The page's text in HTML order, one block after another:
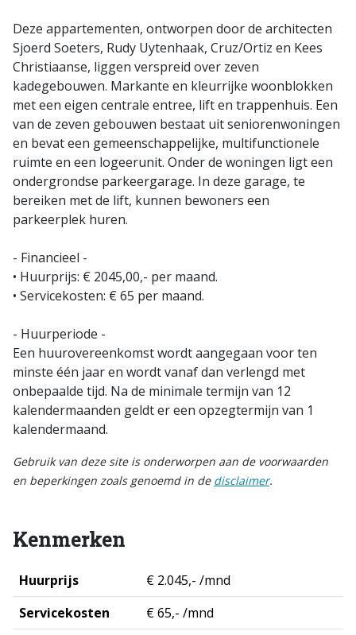
Deze appartementen, ontworpen door de architecten
Sjoerd Soeters, Rudy Uytenhaak, Cruz/Ortiz en Kees
Christiaanse, liggen verspreid over zeven
kadegebouwen. Markante en kleurrijke woonblokken
met een eigen centrale entree, lift en trappenhuis. Een
van de zeven gebouwen bestaat uit seniorenwoningen
en bevat een gemeenschappelijke, multifunctionele
ruimte en een logeerunit. Onder de woningen ligt een
ondergrondse parkeergarage. In deze garage, te
bereiken met de lift, kunnen bewoners een
parkeerplek huren.
- Financieel -
• Huurprijs: € 2045,00,- per maand.
• Servicekosten: € 65 per maand.
- Huurperiode -
Een huurovereenkomst wordt aangegaan voor ten
minste één jaar en wordt vanaf dan verlengd met
onbepaalde tijd. Na de minimale termijn van 12
kalendermaanden geldt er een opzegtermijn van 1
kalendermaand.
Gebruik van deze site is onderworpen aan de voorwaarden
en beperkingen zoals genoemd in de disclaimer.
Kenmerken
Huurprijs
€ 2.045,- /mnd
Servicekosten
€ 65,- /mnd